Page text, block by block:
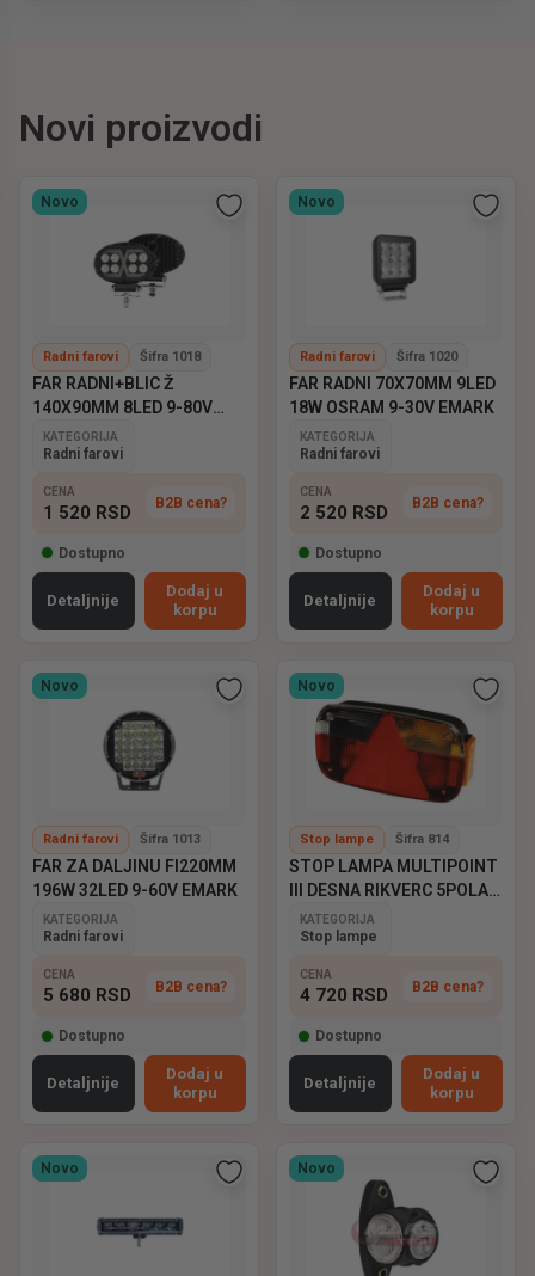
Novi proizvodi
Novo
Radni farovi Šifra 1018
FAR RADNI+BLIC Ž
140X90MM 8LED 9-80V
EMARK
KATEGORIJA
Radni farovi
CENA
1 520 RSD B2B cena?
Dostupno
Detaljnije
Dodaj u
korpu
Novo
Radni farovi Šifra 1020
FAR RADNI 70X70MM 9LED
18W OSRAM 9-30V EMARK
KATEGORIJA
Radni farovi
CENA
2 520 RSD B2B cena?
Dostupno
Detaljnije
Dodaj u
korpu
Novo
Radni farovi Šifra 1013
FAR ZA DALJINU FI220MM
196W 32LED 9-60V EMARK
KATEGORIJA
Radni farovi
CENA
5 680 RSD B2B cena?
Dostupno
Detaljnije
Dodaj u
korpu
Novo
Stop lampe Šifra 814
STOP LAMPA MULTIPOINT
III DESNA RIKVERC 5POLA
ASPOCK
KATEGORIJA
Stop lampe
CENA
4 720 RSD B2B cena?
Dostupno
Detaljnije
Dodaj u
korpu
Novo Novo